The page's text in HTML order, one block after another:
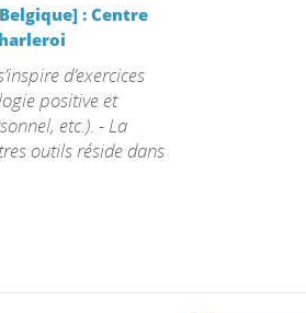
: Centre
d’exercices
positive et
etc.). - La
outils réside dans